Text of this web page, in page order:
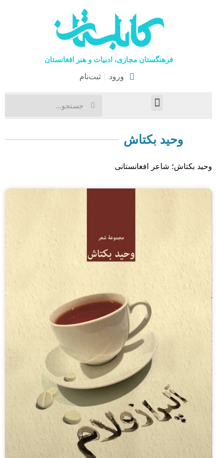
فرهنگستان مجازی، ادبیات و هنر افغانستان
ورود ثبت‌نام
وحید بکتاش
وحید بکتاش؛ شاعر افغانستانی